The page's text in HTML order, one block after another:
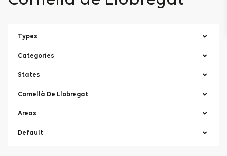
Types
Categories
States
Cornellà De Llobregat
Areas
Default